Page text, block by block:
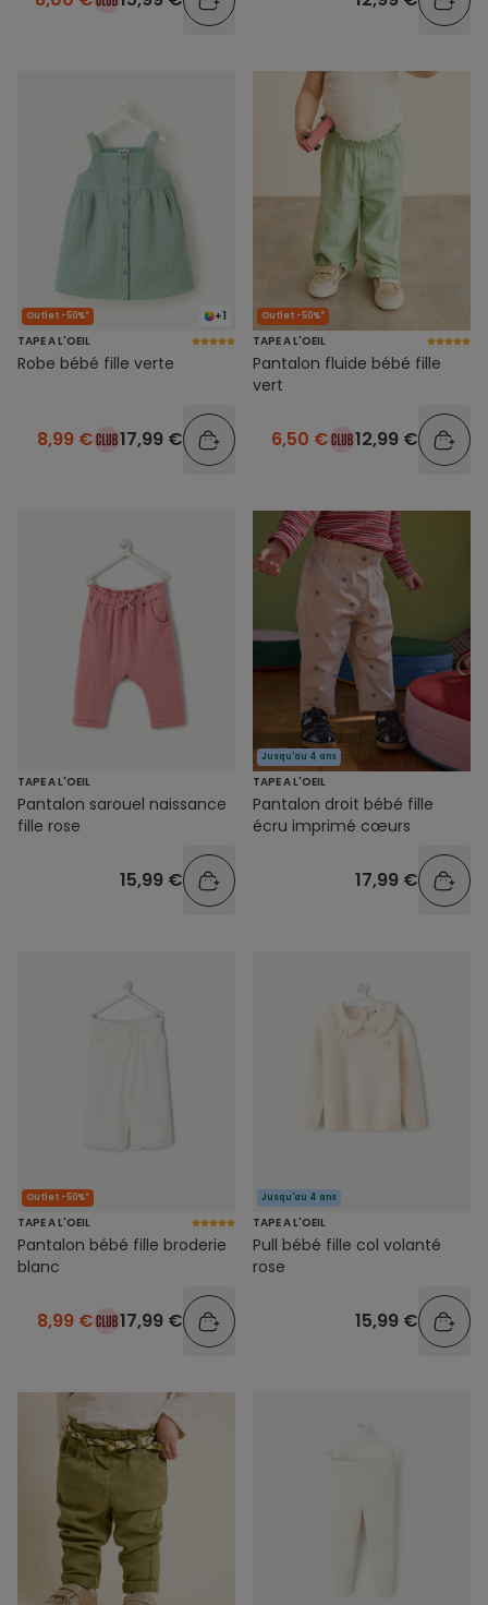
+1
Outlet -50%*
TAPE A L'OEIL
Robe bébé fille verte
8,99 € 17,99 €
Outlet -50%*
TAPE A L'OEIL
Pantalon fluide bébé fille
vert
6,50 € 12,99 €
TAPE A L'OEIL
Pantalon sarouel naissance
fille rose
15,99 €
Jusqu'au 4 ans
TAPE A L'OEIL
Pantalon droit bébé fille
écru imprimé cœurs
17,99 €
Outlet -50%*
TAPE A L'OEIL
Pantalon bébé fille broderie
blanc
8,99 € 17,99 €
Jusqu'au 4 ans
TAPE A L'OEIL
Pull bébé fille col volanté
rose
15,99 €